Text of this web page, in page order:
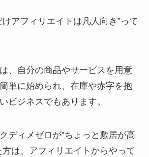
アフィリエイトは凡人向き”って
、自分の商品やサービスを用意
単に始められ、在庫や赤字を抱
ビジネスでもあります。
ディメゼロが”ちょっと敷居が高
方は、アフィリエイトからやって